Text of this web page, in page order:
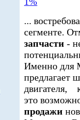
...
сегменте.
запчасти -
Именно для
предлагает
двигателя,
это
продажи